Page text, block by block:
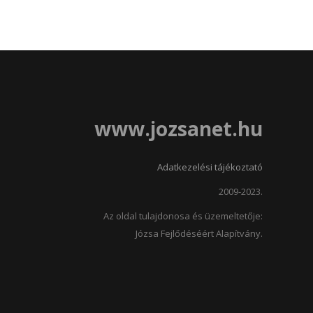
www.jozsanet.hu
Adatkezelési tájékoztató
2009-2023.
Az oldal tulajdonosa és üzemeltetője:
Józsa Fejlődéséért Alapítvány.